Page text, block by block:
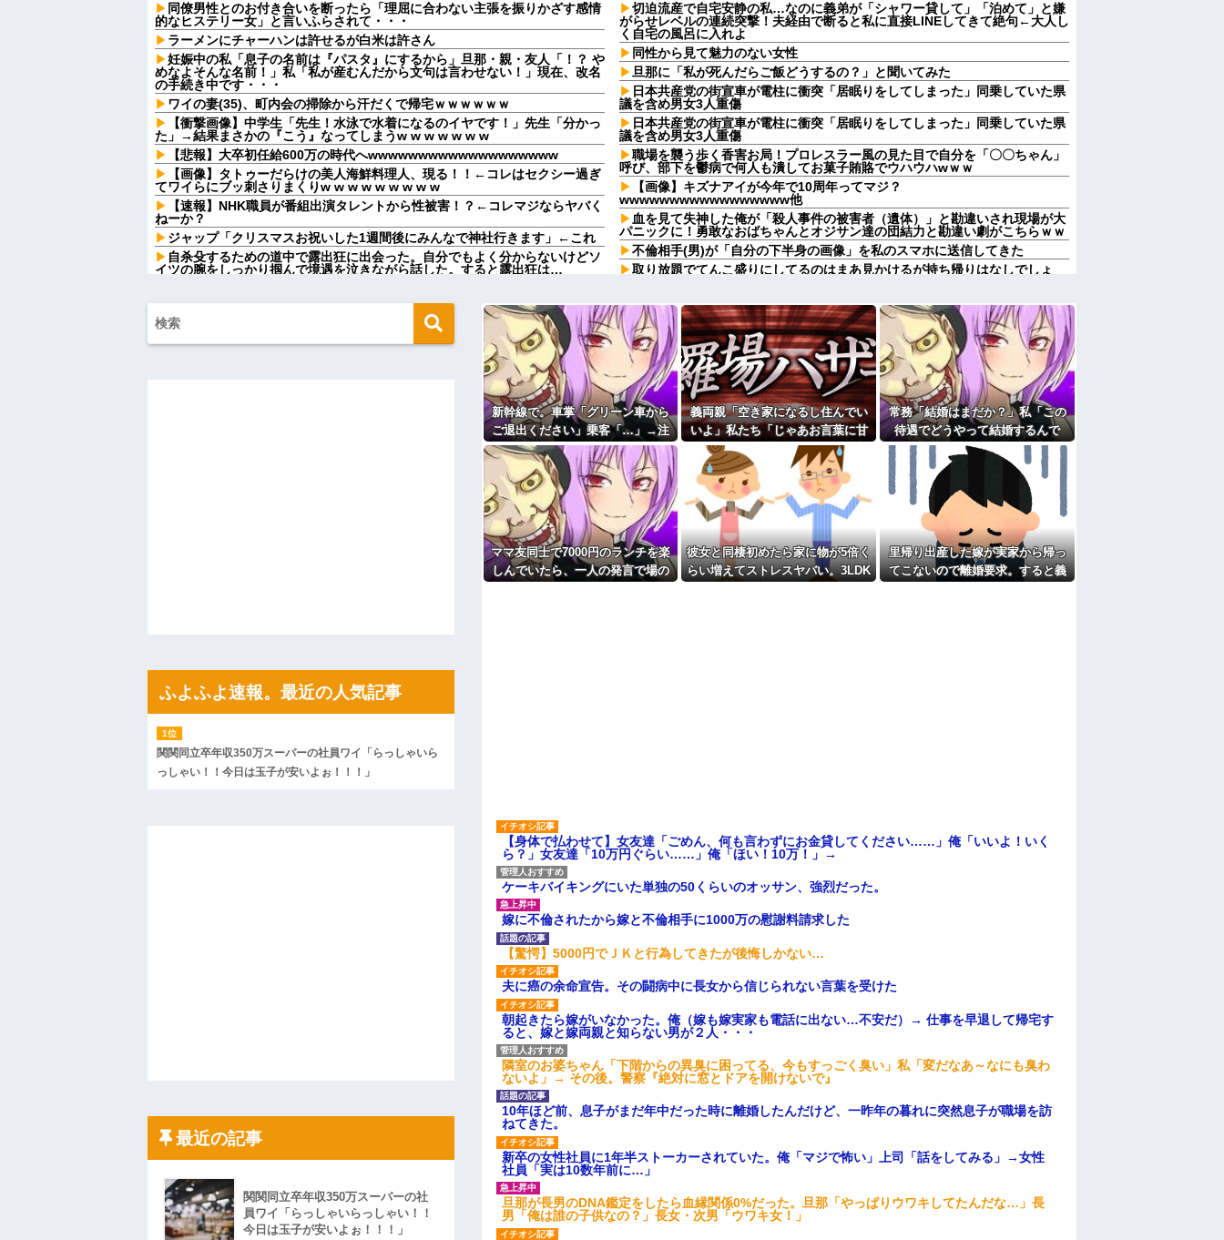
同僚男性とのお付き合いを断ったら「理屈に合わない主張を振りかざす感情
的なヒステリー女」と言いふらされて・・・
ラーメンにチャーハンは許せるが白米は許さん
妊娠中の私「息子の名前は『パスタ』にするから」旦那・親・友人「！？ や
めなよそんな名前！」私「私が産むんだから文句は言わせない！」現在、改名
の手続き中です・・・
ワイの妻(35)、町内会の掃除から汗だくで帰宅ｗｗｗｗｗｗ
【衝撃画像】中学生「先生！水泳で水着になるのイヤです！」先生「分かっ
た」→結果まさかの『こう』なってしまうw w w w w w w
【悲報】大卒初任給600万の時代へwwwwwwwwwwwwwwwwwww
【画像】タトゥーだらけの美人海鮮料理人、現る！！←コレはセクシー過ぎ
てワイらにブッ刺さりまくりw w w w w w w w w
【速報】NHK職員が番組出演タレントから性被害！？←コレマジならヤバく
ねーか？
ジャップ「クリスマスお祝いした1週間後にみんなで神社行きます」←これ
自杀殳するための道中で露出狂に出会った。自分でもよく分からないけどソ
イツの腕をしっかり掴んで境遇を泣きながら話した。すると露出狂は…
知らない写真
【前編】嫁が男っぽい香水の匂いを纏わせて帰宅。不倫を確信した俺は調査
を遂行したんだが...
自分の娘がO型だと分かってホッとしてる。旦那含め旦那方の親戚ほとんど
店員「母親は店が教育するものです！」私「えっ…」→あまりにも強烈な持
私「一人分キャンセルできますか？」店「確認します」→女子会ディナーの
【肥満】 103キロで彼氏にフラれた女の末路が悲惨すぎるｗｗｗｗ
ハードオフに売っていた4万4000円のフィギュアがヤバすぎるｗｗｗｗｗｗ
私「ちょっと、人の家の金庫触らないでよ！」キチママ『そこに金庫があっ
たから、開けてみようとしただけ☆』義兄「泥は出てけ！二度と来るな！」結
私「初めて飲む味だけどなんのお茶？」彼「ちっ！」私「」
後続車にクラクションを鳴らされ彼氏が逆切れ。「何クラクション鳴らして
百年の恋12-899 食べた量を張り合ってくる
【悲報】佐藤輝明・・・２軍でも盛大にやらかす←あまり悲しませないでく
れ
切迫流産で自宅安静の私…なのに義弟が「シャワー貸して」「泊めて」と嫌
がらせレベルの連続突撃！夫経由で断ると私に直接LINEしてきて絶句←大人し
く自宅の風呂に入れよ
同性から見て魅力のない女性
旦那に「私が死んだらご飯どうするの？」と聞いてみた
日本共産党の街宣車が電柱に衝突「居眠りをしてしまった」同乗していた県
議を含め男女3人重傷
日本共産党の街宣車が電柱に衝突「居眠りをしてしまった」同乗していた県
議を含め男女3人重傷
職場を襲う歩く香害お局！プロレスラー風の見た目で自分を「〇〇ちゃん」
呼び、部下を鬱病で何人も潰してお菓子賄賂でウハウハwｗｗ
【画像】キズナアイが今年で10周年ってマジ？
wwwwwwwwwwwwwwwww他
血を見て失神した俺が「殺人事件の被害者（遺体）」と勘違いされ現場が大
パニックに！勇敢なおばちゃんとオジサン達の団結力と勘違い劇がこちらｗｗ
不倫相手(男)が「自分の下半身の画像」を私のスマホに送信してきた
取り放題でてんこ盛りにしてるのはまあ見かけるが持ち帰りはなしでしょ
う、、、
女「赤ちゃん抱っこしてみますか～？w」ワイ（やめろおおおおおおおおお
おおおおお）
【画像】このボケて、破壊力ありすぎてクッソワロタｗｗｗｗｗｗｗｗｗ
コトメの結婚式で、知らない間にお祝いの歌を弾き語りする事になってた
旦那の同僚女が旦那の元カノ。なのにしょっちゅうペアで仕事してて遅くま
で残業したり二人で出張に行ったり。なんで「今度の出張は一人で行く」って
嘘つくのかな
休んだ翌日、先輩パートに申し送りあるかと確認したらいきなりキレられ
た。このパートの性格悪くないか？
【速報】専門家「イオンモール熊本の爆心地に”こんなもの”があったんだけ
ど…」
主な税金の成り立ちを調べてみたよ
新幹線で。車掌「グリーン車から
ご退出ください」乗客「…」→注
意されても動かない乗客を見てい
たら、その直後まさかの展開に…
義両親「空き家になるし住んでい
いよ」私たち「じゃあお言葉に甘
えて…」→引っ越した途端、予想
外の出来事が待っていて…
常務「結婚はまだか？」私「この
待遇でどうやって結婚するんで
す？」→飲み会で本音を返したら
場が静まり返って…
ママ友同士で7000円のランチを楽
しんでいたら、一人の発言で場の
彼女と同棲初めたら家に物が5倍く
らい増えてストレスヤバい。3LDK
里帰り出産した嫁が実家から帰っ
てこないので離婚要求。すると義
【身体で払わせて】女友達「ごめん、何も言わずにお金貸してください……」俺「いいよ！いく
ら？」女友達「10万円ぐらい……」俺「ほい！10万！」→
ケーキバイキングにいた単独の50くらいのオッサン、強烈だった。
嫁に不倫されたから嫁と不倫相手に1000万の慰謝料請求した
【驚愕】5000円でＪＫと行為してきたが後悔しかない…
夫に癌の余命宣告。その闘病中に長女から信じられない言葉を受けた
朝起きたら嫁がいなかった。俺（嫁も嫁実家も電話に出ない…不安だ）→ 仕事を早退して帰宅す
ると、嫁と嫁両親と知らない男が２人・・・
隣室のお婆ちゃん「下階からの異臭に困ってる、今もすっごく臭い」私「変だなあ～なにも臭わ
ないよ」→ その後。警察『絶対に窓とドアを開けないで』
10年ほど前、息子がまだ年中だった時に離婚したんだけど、一昨年の暮れに突然息子が職場を訪
ねてきた。
新卒の女性社員に1年半ストーカーされていた。俺「マジで怖い」上司「話をしてみる」→女性
社員「実は10数年前に…」
旦那が長男のDNA鑑定をしたら血縁関係0%だった。旦那「やっぱりウワキしてたんだな…」長
男「俺は誰の子供なの？」長女・次男「ウワキ女！」
ふよふよ速報。最近の人気記事
関関同立卒年収350万スーパーの社員ワイ「らっしゃいら
っしゃい！！今日は玉子が安いよぉ！！！」
最近の記事
関関同立卒年収350万スーパーの社
員ワイ「らっしゃいらっしゃい！！
今日は玉子が安いよぉ！！！」